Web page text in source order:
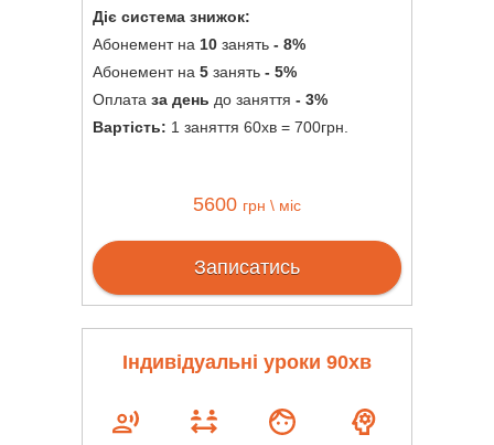
Діє система знижок:
Абонемент на 10 занять - 8%
Абонемент на 5 занять - 5%
Оплата за день до заняття - 3%
Вартість: 1 заняття 60хв = 700грн.
5600 грн \ міс
Записатись
Індивідуальні уроки 90хв